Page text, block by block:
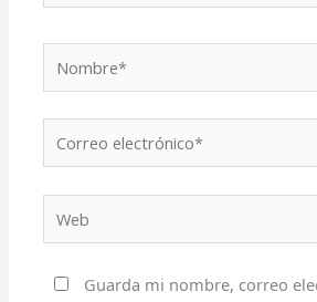
electrónico*
Guarda mi nombre, correo